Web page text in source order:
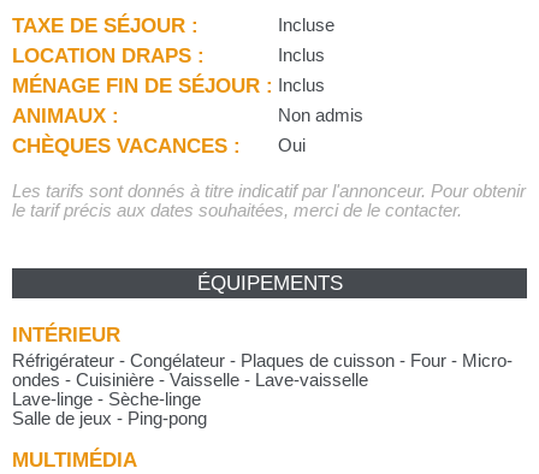
TAXE DE SÉJOUR : Incluse
LOCATION DRAPS : Inclus
MÉNAGE FIN DE SÉJOUR : Inclus
ANIMAUX : Non admis
CHÈQUES VACANCES : Oui
Les tarifs sont donnés à titre indicatif par l'annonceur. Pour obtenir
le tarif précis aux dates souhaitées, merci de le contacter.
ÉQUIPEMENTS
INTÉRIEUR
Réfrigérateur - Congélateur - Plaques de cuisson - Four - Micro-
ondes - Cuisinière - Vaisselle - Lave-vaisselle
Lave-linge - Sèche-linge
Salle de jeux - Ping-pong
MULTIMÉDIA